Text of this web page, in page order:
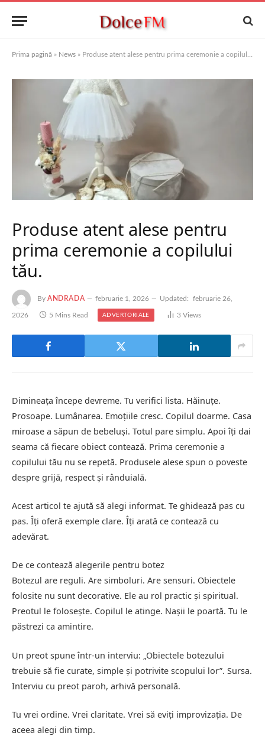
Prima pagină » News » Produse atent alese pentru prima ceremonie a copilului tău.
Produse atent alese pentru
prima ceremonie a copilului
tău.
By ANDRADA februarie 1, 2026 Updated: februarie 26,
2026 5 Mins Read ADVERTORIALE 3 Views
Dimineața începe devreme. Tu verifici lista. Hăinuțe.
Prosoape. Lumânarea. Emoțiile cresc. Copilul doarme. Casa
miroase a săpun de bebeluși. Totul pare simplu. Apoi îți dai
seama că fiecare obiect contează. Prima ceremonie a
copilului tău nu se repetă. Produsele alese spun o poveste
despre grijă, respect și rânduială.
Acest articol te ajută să alegi informat. Te ghidează pas cu
pas. Îți oferă exemple clare. Îți arată ce contează cu
adevărat.
De ce contează alegerile pentru botez
Botezul are reguli. Are simboluri. Are sensuri. Obiectele
folosite nu sunt decorative. Ele au rol practic și spiritual.
Preotul le folosește. Copilul le atinge. Nașii le poartă. Tu le
păstrezi ca amintire.
Un preot spune într-un interviu: „Obiectele botezului
trebuie să fie curate, simple și potrivite scopului lor”. Sursa.
Interviu cu preot paroh, arhivă personală.
Tu vrei ordine. Vrei claritate. Vrei să eviți improvizația. De
aceea alegi din timp.